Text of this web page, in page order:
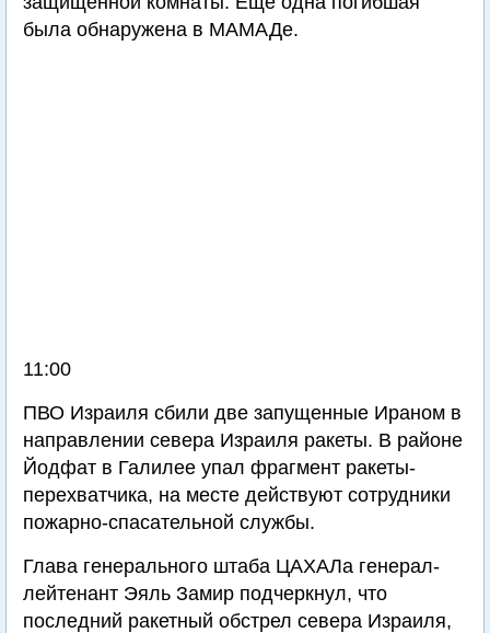
была обнаружена в МАМАДе.
11:00
ПВО Израиля сбили две запущенные Ираном в
направлении севера Израиля ракеты. В районе
Йодфат в Галилее упал фрагмент ракеты-
перехватчика, на месте действуют сотрудники
пожарно-спасательной службы.
Глава генерального штаба ЦАХАЛа генерал-
лейтенант Эяль Замир подчеркнул, что
последний ракетный обстрел севера Израиля,